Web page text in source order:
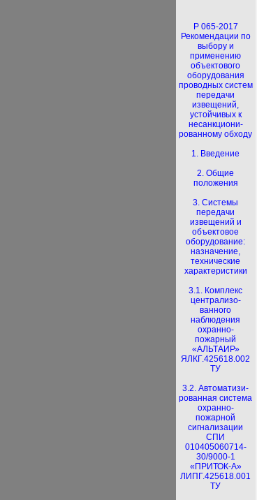
Р 065-2017
Рекомендации по
выбору и
применению
объектового
оборудования
проводных систем
передачи
извещений,
устойчивых к
несанкциони-
рованному обходу
1. Введение
2. Общие
положения
3. Системы
передачи
извещений и
объектовое
оборудование:
назначение,
технические
характеристики
3.1. Комплекс
централизо-
ванного
наблюдения
охранно-
пожарный
«АЛЬТАИР»
ЯЛКГ.425618.002
ТУ
3.2. Автоматизи-
рованная система
охранно-
пожарной
сигнализации
СПИ
010405060714-
30/9000-1
«ПРИТОК-А»
ЛИПГ.425618.001
ТУ